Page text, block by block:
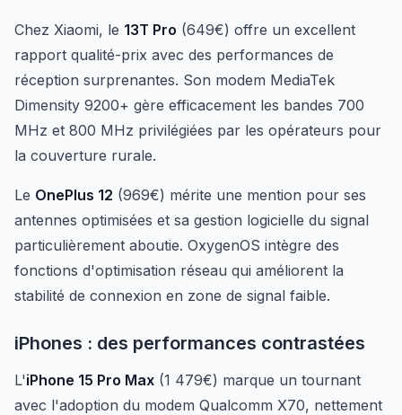
Chez Xiaomi, le 13T Pro (649€) offre un excellent
rapport qualité-prix avec des performances de
réception surprenantes. Son modem MediaTek
Dimensity 9200+ gère efficacement les bandes 700
MHz et 800 MHz privilégiées par les opérateurs pour
la couverture rurale.
Le OnePlus 12 (969€) mérite une mention pour ses
antennes optimisées et sa gestion logicielle du signal
particulièrement aboutie. OxygenOS intègre des
fonctions d'optimisation réseau qui améliorent la
stabilité de connexion en zone de signal faible.
iPhones : des performances contrastées
L'iPhone 15 Pro Max (1 479€) marque un tournant
avec l'adoption du modem Qualcomm X70, nettement